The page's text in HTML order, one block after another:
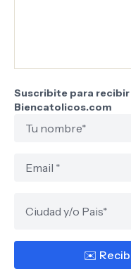
Suscribite para
Biencatolicos.com